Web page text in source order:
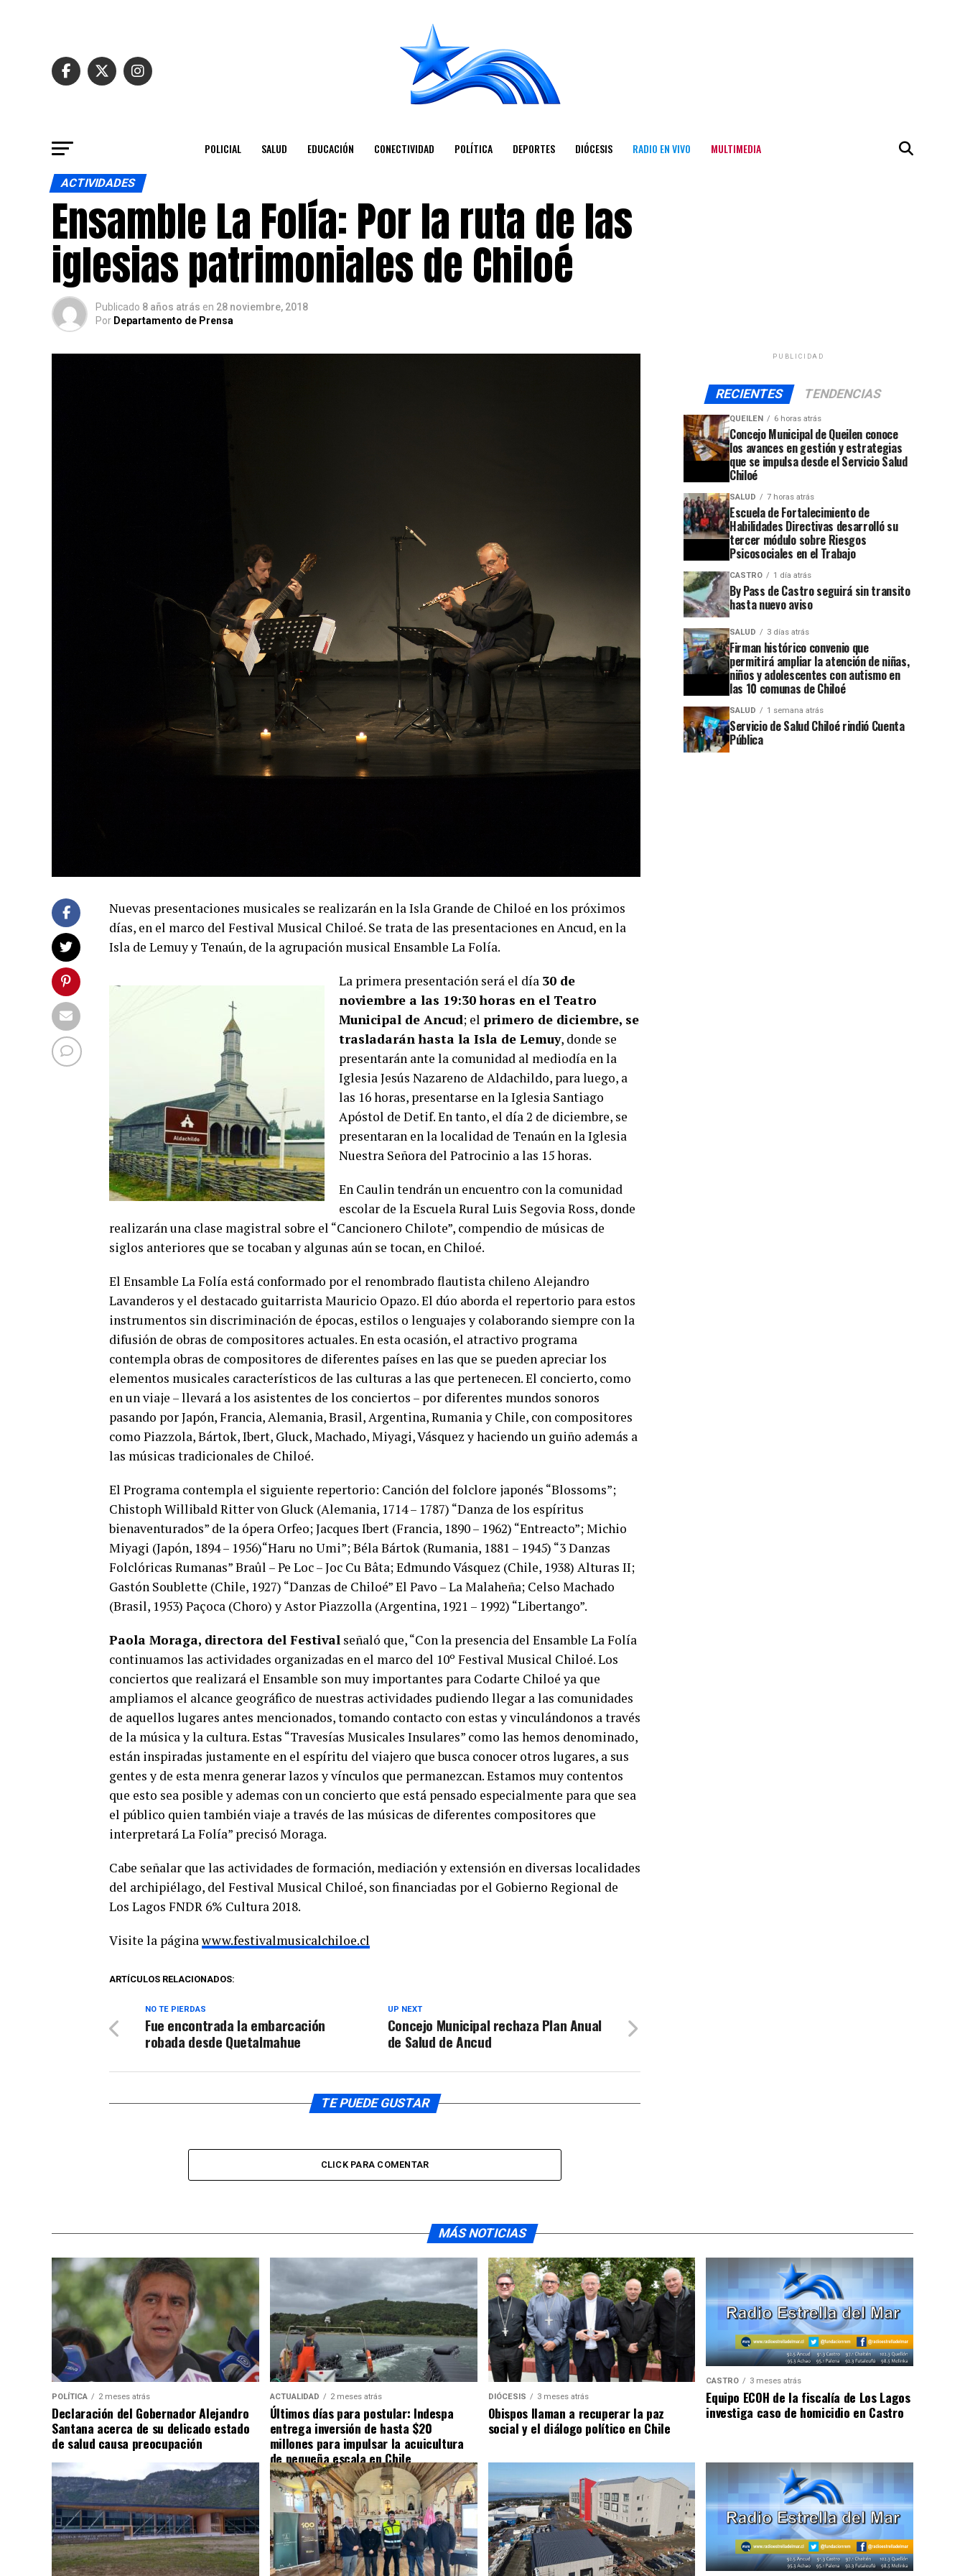
POLICIAL SALUD EDUCACIÓN CONECTIVIDAD POLÍTICA DEPORTES DIÓCESIS RADIO EN VIVO MULTIMEDIA
ACTIVIDADES
Ensamble La Folía: Por la ruta de las
iglesias patrimoniales de Chiloé
Publicado 8 años atrás en 28 noviembre, 2018
Por Departamento de Prensa
Nuevas presentaciones musicales se realizarán en la Isla Grande de Chiloé en los próximos
días, en el marco del Festival Musical Chiloé. Se trata de las presentaciones en Ancud, en la
Isla de Lemuy y Tenaún, de la agrupación musical Ensamble La Folía.
La primera presentación será el día 30 de
noviembre a las 19:30 horas en el Teatro
Municipal de Ancud; el primero de diciembre, se
trasladarán hasta la Isla de Lemuy, donde se
presentarán ante la comunidad al mediodía en la
Iglesia Jesús Nazareno de Aldachildo, para luego, a
las 16 horas, presentarse en la Iglesia Santiago
Apóstol de Detif. En tanto, el día 2 de diciembre, se
presentaran en la localidad de Tenaún en la Iglesia
Nuestra Señora del Patrocinio a las 15 horas.
En Caulin tendrán un encuentro con la comunidad
escolar de la Escuela Rural Luis Segovia Ross, donde
realizarán una clase magistral sobre el “Cancionero Chilote”, compendio de músicas de
siglos anteriores que se tocaban y algunas aún se tocan, en Chiloé.
El Ensamble La Folía está conformado por el renombrado flautista chileno Alejandro
Lavanderos y el destacado guitarrista Mauricio Opazo. El dúo aborda el repertorio para estos
instrumentos sin discriminación de épocas, estilos o lenguajes y colaborando siempre con la
difusión de obras de compositores actuales. En esta ocasión, el atractivo programa
contempla obras de compositores de diferentes países en las que se pueden apreciar los
elementos musicales característicos de las culturas a las que pertenecen. El concierto, como
en un viaje – llevará a los asistentes de los conciertos – por diferentes mundos sonoros
pasando por Japón, Francia, Alemania, Brasil, Argentina, Rumania y Chile, con compositores
como Piazzola, Bártok, Ibert, Gluck, Machado, Miyagi, Vásquez y haciendo un guiño además a
las músicas tradicionales de Chiloé.
El Programa contempla el siguiente repertorio: Canción del folclore japonés “Blossoms”;
Chistoph Willibald Ritter von Gluck (Alemania, 1714 – 1787) “Danza de los espíritus
bienaventurados” de la ópera Orfeo; Jacques Ibert (Francia, 1890 – 1962) “Entreacto”; Michio
Miyagi (Japón, 1894 – 1956)“Haru no Umi”; Béla Bártok (Rumania, 1881 – 1945) “3 Danzas
Folclóricas Rumanas” Braûl – Pe Loc – Joc Cu Bâta; Edmundo Vásquez (Chile, 1938) Alturas II;
Gastón Soublette (Chile, 1927) “Danzas de Chiloé” El Pavo – La Malaheña; Celso Machado
(Brasil, 1953) Paçoca (Choro) y Astor Piazzolla (Argentina, 1921 – 1992) “Libertango”.
Paola Moraga, directora del Festival señaló que, “Con la presencia del Ensamble La Folía
continuamos las actividades organizadas en el marco del 10º Festival Musical Chiloé. Los
conciertos que realizará el Ensamble son muy importantes para Codarte Chiloé ya que
ampliamos el alcance geográfico de nuestras actividades pudiendo llegar a las comunidades
de aquellos lugares antes mencionados, tomando contacto con estas y vinculándonos a través
de la música y la cultura. Estas “Travesías Musicales Insulares” como las hemos denominado,
están inspiradas justamente en el espíritu del viajero que busca conocer otros lugares, a sus
gentes y de esta menra generar lazos y vínculos que permanezcan. Estamos muy contentos
que esto sea posible y ademas con un concierto que está pensado especialmente para que sea
el público quien también viaje a través de las músicas de diferentes compositores que
interpretará La Folía” precisó Moraga.
Cabe señalar que las actividades de formación, mediación y extensión en diversas localidades
del archipiélago, del Festival Musical Chiloé, son financiadas por el Gobierno Regional de
Los Lagos FNDR 6% Cultura 2018.
Visite la páginawww.festivalmusicalchiloe.cl
ARTÍCULOS RELACIONADOS:
UP NEXT
Concejo Municipal rechaza Plan Anual
de Salud de Ancud
NO TE PIERDAS
Fue encontrada la embarcación
robada desde Quetalmahue
TE PUEDE GUSTAR
CLICK PARA COMENTAR
PUBLICIDAD
RECIENTES TENDENCIAS
QUEILEN 6 horas atrás
Concejo Municipal de Queilen conoce
los avances en gestión y estrategias
que se impulsa desde el Servicio Salud
Chiloé
SALUD 7 horas atrás
Escuela de Fortalecimiento de
Habilidades Directivas desarrolló su
tercer módulo sobre Riesgos
Psicosociales en el Trabajo
CASTRO 1 día atrás
By Pass de Castro seguirá sin transito
hasta nuevo aviso
SALUD 3 días atrás
Firman histórico convenio que
permitirá ampliar la atención de niñas,
niños y adolescentes con autismo en
las 10 comunas de Chiloé
SALUD 1 semana atrás
Servicio de Salud Chiloé rindió Cuenta
Pública
MÁS NOTICIAS
POLÍTICA 2 meses atrás
Declaración del Gobernador Alejandro
Santana acerca de su delicado estado
de salud causa preocupación
ACTUALIDAD 2 meses atrás
Últimos días para postular: Indespa
entrega inversión de hasta $20
millones para impulsar la acuicultura
de pequeña escala en Chile
DIÓCESIS 3 meses atrás
Obispos llaman a recuperar la paz
social y el diálogo político en Chile
CASTRO 3 meses atrás
Equipo ECOH de la fiscalía de Los Lagos
investiga caso de homicidio en Castro